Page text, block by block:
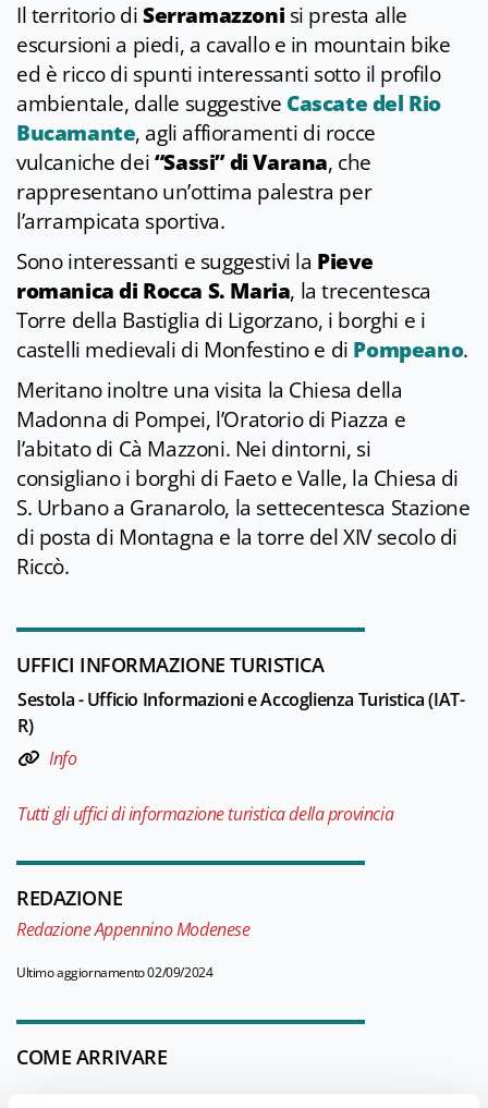
Il territorio diSerramazzoni si presta alle
escursioni a piedi, a cavallo e in mountain bike
ed è ricco di spunti interessanti sotto il profilo
ambientale, dalle suggestive Cascate del Rio
Bucamante, agli affioramenti di rocce
vulcaniche dei“Sassi” di Varana, che
rappresentano un’ottima palestra per
l’arrampicata sportiva.
Sono interessanti e suggestivi la Pieve
romanica di Rocca S. Maria, la trecentesca
Torre della Bastiglia di Ligorzano, i borghi e i
castelli medievali di Monfestino e di Pompeano.
Meritano inoltre una visita la Chiesa della
Madonna di Pompei, l’Oratorio di Piazza e
l’abitato di Cà Mazzoni. Nei dintorni, si
consigliano i borghi di Faeto e Valle, la Chiesa di
S. Urbano a Granarolo, la settecentesca Stazione
di posta di Montagna e la torre del XIV secolo di
Riccò.
UFFICI INFORMAZIONE TURISTICA
Sestola - Ufficio Informazioni e Accoglienza Turistica (IAT-
R)
Info
Tutti gli uffici di informazione turistica della provincia
REDAZIONE
Redazione Appennino Modenese
Ultimo aggiornamento 02/09/2024
COME ARRIVARE